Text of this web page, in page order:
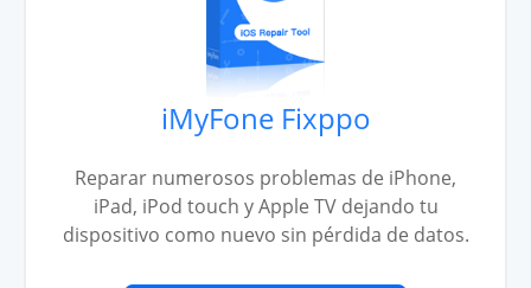
iMyFone Fixppo
Reparar numerosos problemas de iPhone,
iPad, iPod touch y Apple TV dejando tu
dispositivo como nuevo sin pérdida de datos.